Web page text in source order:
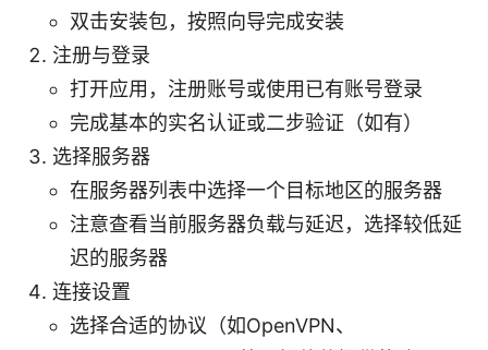
双击安装包，按照向导完成安装
注册与登录
打开应用，注册账号或使用已有账号登录
完成基本的实名认证或二步验证（如有）
选择服务器
在服务器列表中选择一个目标地区的服务器
注意查看当前服务器负载与延迟，选择较低延
迟的服务器
连接设置
选择合适的协议（如OpenVPN、